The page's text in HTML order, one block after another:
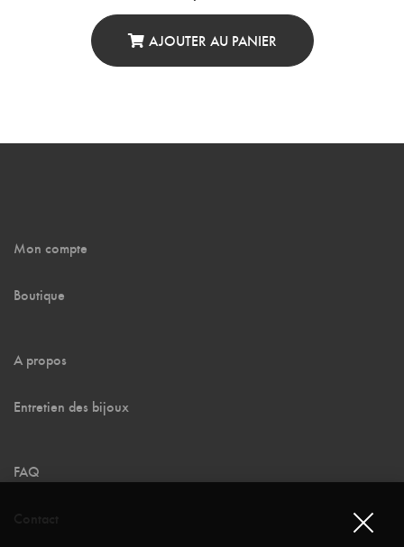
AJOUTER AU PANIER
Mon compte
Boutique
A propos
Entretien des bijoux
FAQ